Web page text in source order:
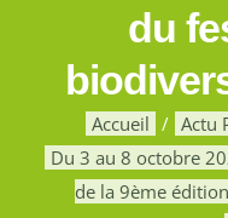
du
Accueil Actu
Du 3 au 8 octobre
de la 9ème